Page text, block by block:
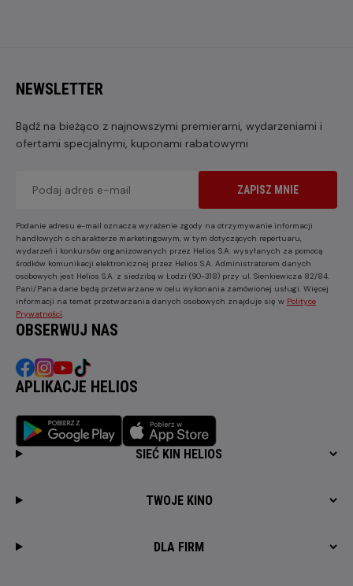
NEWSLETTER
Bądź na bieżąco z najnowszymi premierami, wydarzeniami i
ofertami specjalnymi, kuponami rabatowymi
ZAPISZ MNIE
Podanie adresu e-mail oznacza wyrażenie zgody na otrzymywanie informacji
handlowych o charakterze marketingowym, w tym dotyczących repertuaru,
wydarzeń i konkursów organizowanych przez Helios S.A. wysyłanych za pomocą
środków komunikacji elektronicznej przez Helios S.A. Administratorem danych
osobowych jest Helios S.A. z siedzibą w Łodzi (90-318) przy ul. Sienkiewicza 82/84.
Pani/Pana dane będą przetwarzane w celu wykonania zamówionej usługi. Więcej
informacji na temat przetwarzania danych osobowych znajduje się w Polityce
Prywatności
OBSERWUJ NAS
APLIKACJE HELIOS
SIEĆ KIN HELIOS
TWOJE KINO
DLA FIRM